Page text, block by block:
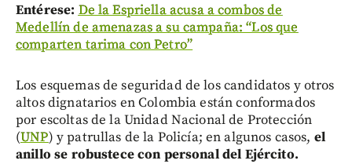
Entérese: De la Espriella acusa a combos de
Medellín de amenazas a su campaña: “Los que
comparten tarima con Petro”
Los esquemas de seguridad de los candidatos y otros
altos dignatarios en Colombia están conformados
por escoltas de la Unidad Nacional de Protección
(UNP) y patrullas de la Policía; en algunos casos, el
anillo se robustece con personal del Ejército.